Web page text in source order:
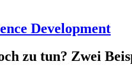
Development
zu tun? Zwei